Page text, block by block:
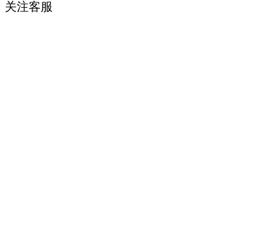
关注客服